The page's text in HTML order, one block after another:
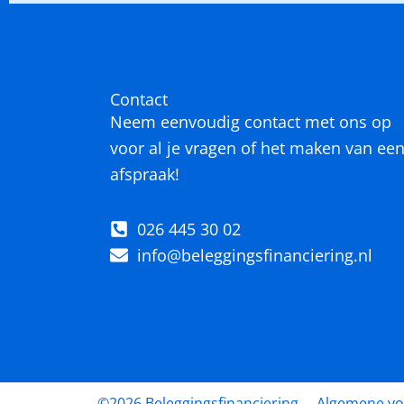
Contact
Neem eenvoudig contact met ons op
voor al je vragen of het maken van een
afspraak!
026 445 30 02
info@beleggingsfinanciering.nl